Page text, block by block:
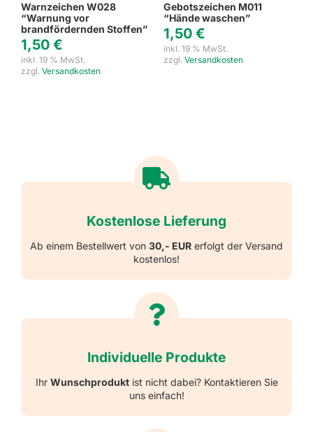
Warnzeichen W028
“Warnung vor
brandfördernden Stoffen”
1,50 €
inkl. 19 % MwSt.
zzgl. Versandkosten
Gebotszeichen M011
“Hände waschen”
1,50 €
inkl. 19 % MwSt.
zzgl. Versandkosten
Kostenlose Lieferung
Ab einem Bestellwert von 30,- EUR erfolgt der Versand
kostenlos!
Individuelle Produkte
Ihr Wunschproduktist nicht dabei? Kontaktieren Sie
uns einfach!